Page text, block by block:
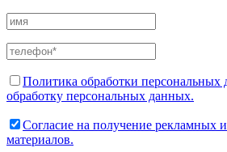
Политика обработки персональных
обработку персональных данных.
Согласие на получение рекламных
материалов.